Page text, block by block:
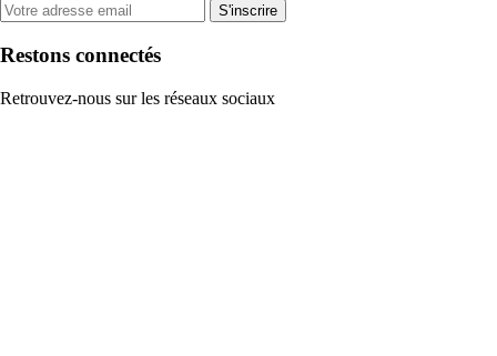
S'inscrire
Restons connectés
Retrouvez-nous sur les réseaux sociaux